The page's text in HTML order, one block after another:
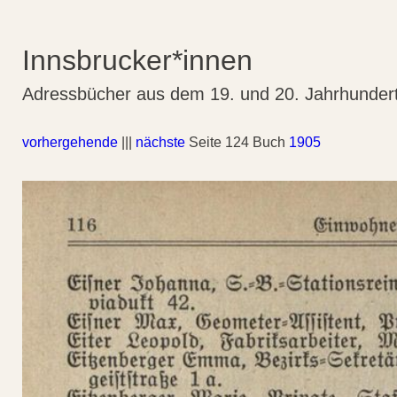
Innsbrucker*innen
Adressbücher aus dem 19. und 20.
vorhergehende nächste Seite 124 Buch 1905